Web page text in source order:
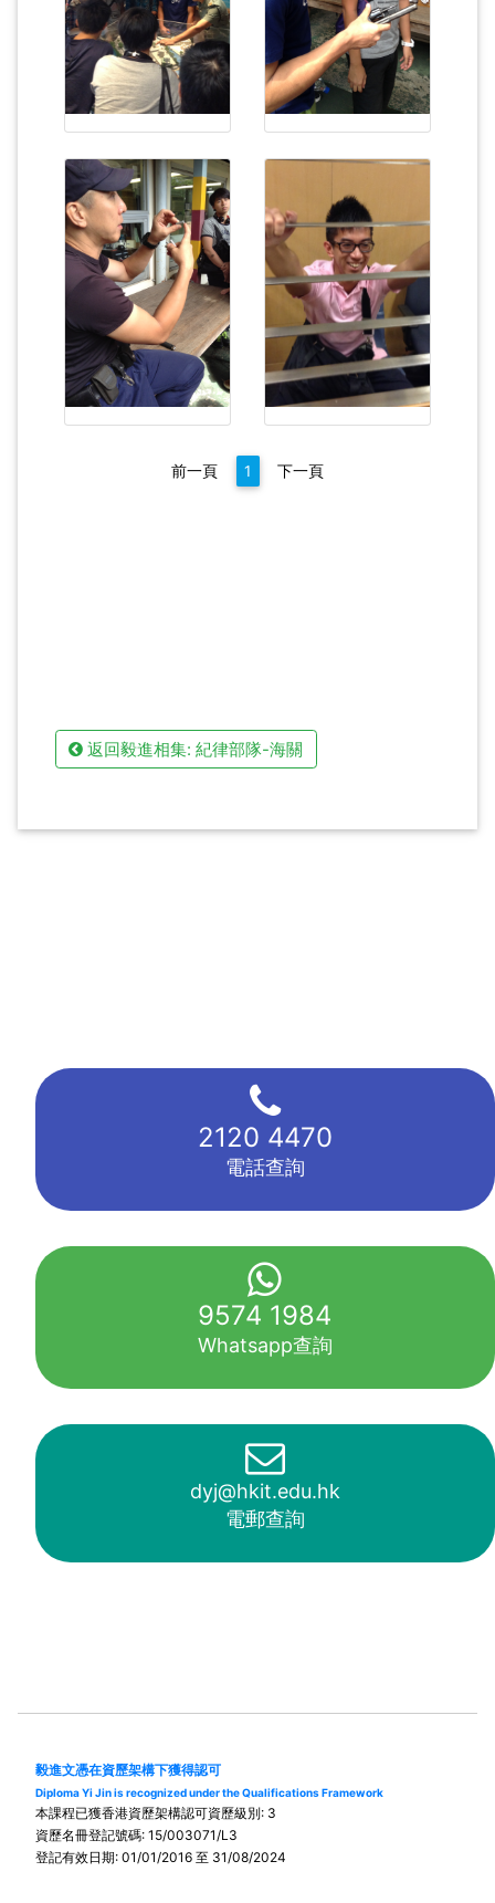
前一頁 1 下一頁
返回毅進相集: 紀律部隊-海關
2120 4470
電話查詢
9574 1984
Whatsapp查詢
dyj@hkit.edu.hk
電郵查詢
毅進文憑在資歷架構下獲得認可
Diploma Yi Jin is recognized under the Qualifications Framework
本課程已獲香港資歷架構認可資歷級別: 3
資歷名冊登記號碼: 15/003071/L3
登記有效日期: 01/01/2016 至 31/08/2024